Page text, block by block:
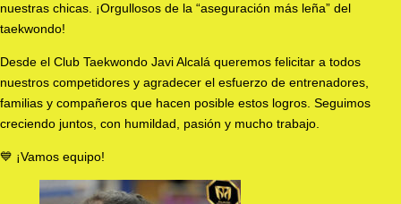
nuestras chicas. ¡Orgullosos de la “aseguración más leña” del
taekwondo!
Desde el Club Taekwondo Javi Alcalá queremos felicitar a todos
nuestros competidores y agradecer el esfuerzo de entrenadores,
familias y compañeros que hacen posible estos logros. Seguimos
creciendo juntos, con humildad, pasión y mucho trabajo.
💙 ¡Vamos equipo!